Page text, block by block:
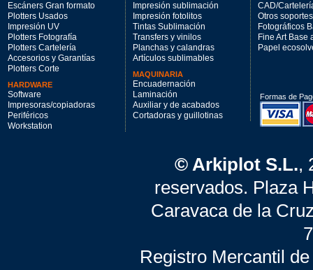
Escáners Gran formato
Plotters Usados
Impresión UV
Plotters Fotografía
Plotters Cartelería
Accesorios y Garantías
Plotters Corte
HARDWARE
Software
Impresoras/copiadoras
Periféricos
Workstation
Impresión sublimación
Impresión fotolitos
Tintas Sublimación
Transfers y vinilos
Planchas y calandras
Artículos sublimables
MAQUINARIA
Encuadernación
Laminación
Auxiliar y de acabados
Cortadoras y guillotinas
CAD/
Otros soportes
Fotográficos
Fine Art Base
Papel
Formas de
© Arkiplot S.L.,
reservados. Plaza
Caravaca de la
Registro Mercantil